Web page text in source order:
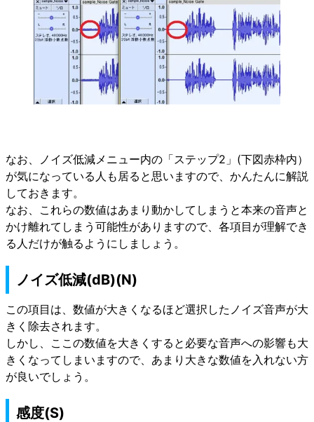
なお、ノイズ低減メニュー内の「ステップ2」(下図赤枠内）
が気になっている人も居ると思いますので、かんたんに解説
しておきます。
なお、これらの数値はあまり動かしてしまうと本来の音声と
かけ離れてしまう可能性がありますので、各項目が理解でき
る人だけが触るようにしましょう。
ノイズ低減(dB)(N)
この項目は、数値が大きくなるほど選択したノイズ音声が大
きく除去されます。
しかし、ここの数値を大きくすると必要な音声への影響も大
きくなってしまいますので、あまり大きな数値を入れない方
が良いでしょう。
感度(S)